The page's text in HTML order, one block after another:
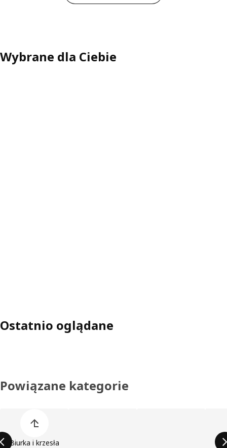
Wybrane dla Ciebie
Ostatnio oglądane
Powiązane kategorie
Biurka i krzesła